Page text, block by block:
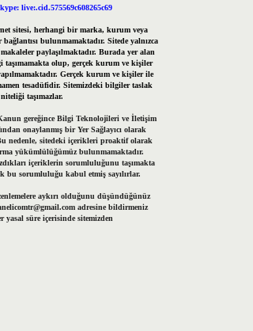
live:.cid.575569c608265c69
sitesi, herhangi bir marka, kurum veya
bulunmamaktadır. Sitede yalnızca
makaleler paylaşılmaktadır. Burada yer alan
taşımamakta olup, gerçek kurum ve kişiler
Gerçek kurum ve kişiler ile
tesadüfidir. Sitemizdeki bilgiler taslak
taşımazlar.
gereğince Bilgi Teknolojileri ve İletişim
onaylanmış bir Yer Sağlayıcı olarak
nedenle, sitedeki içerikleri proaktif olarak
yükümlülüğümüz bulunmamaktadır.
içeriklerin sorumluluğunu taşımakta
bu sorumluluğu kabul etmiş sayılırlar.
aykırı olduğunu düşündüğünüz
adresine bildirmeniz
süre içerisinde sitemizden